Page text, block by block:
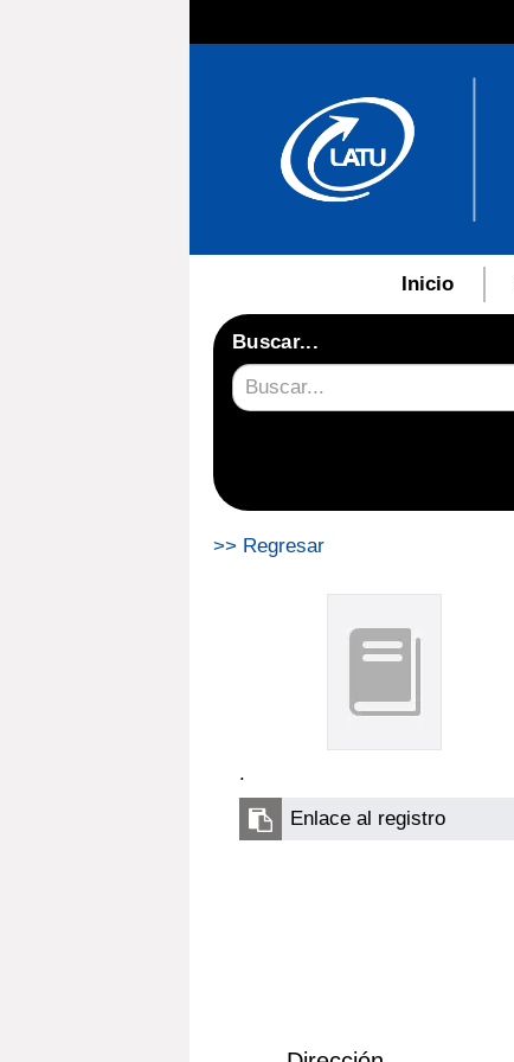
Inicio
Buscar...
>> Regresar
.
Enlace al registro